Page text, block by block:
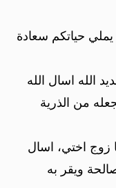
يملي حياتكم سعادة
الله اسال الله
من الذرية
زوج اختي، اسال
ويقر به